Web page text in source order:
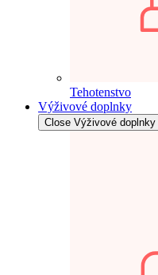
Tehotenstvo
Výživové doplnky
Close Výživové doplnky